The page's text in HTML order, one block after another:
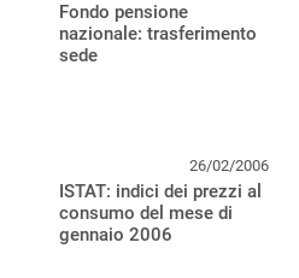
Fondo pensione
nazionale: trasferimento
sede
26/02/2006
ISTAT: indici dei prezzi al
consumo del mese di
gennaio 2006